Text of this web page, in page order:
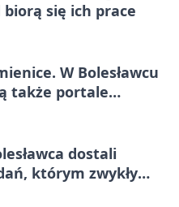
biorą się ich prace
W Bolesławcu
także portale
dostali
którym zwykły